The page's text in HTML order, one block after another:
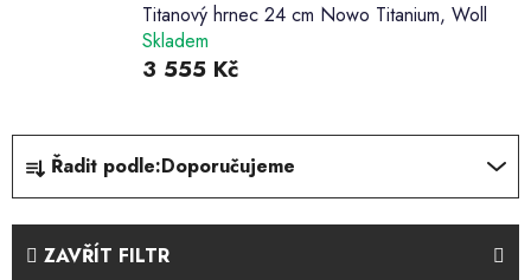
Titanový hrnec 24 cm Nowo Titanium, Woll
Skladem
3 555 Kč
Ř
z
Řadit podle:Doporučujeme
ZAVŘÍT FILTR